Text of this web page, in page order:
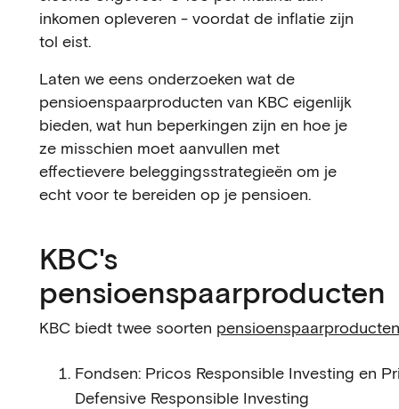
inkomen opleveren - voordat de inflatie zijn
tol eist.
Laten we eens onderzoeken wat de
pensioenspaarproducten van KBC eigenlijk
bieden, wat hun beperkingen zijn en hoe je
ze misschien moet aanvullen met
effectievere beleggingsstrategieën om je
echt voor te bereiden op je pensioen.
KBC's
pensioenspaarproducten
KBC biedt twee soorten pensioenspaarproducten
Fondsen: Pricos Responsible Investing en
Defensive Responsible Investing